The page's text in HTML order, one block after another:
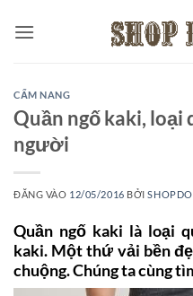
qua
CẨM NANG
Quần ngố kaki, loại
người
ĐĂNG VÀO 12/05/2016 BỞI
Quần ngố kaki là loại
kaki. Một thứ vải bền
chuộng. Chúng ta cùng